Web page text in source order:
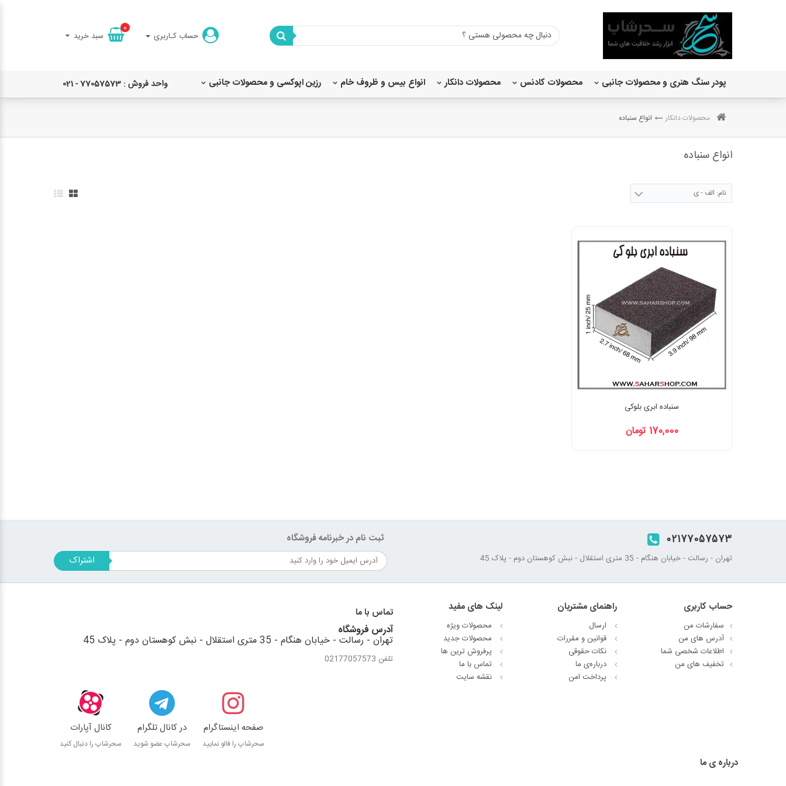
حساب کـاربری سبد خرید
0
پودر سنگ هنری و محصولات جانبی محصولات کادنس محصولات دانکار انواع بیس و ظروف خام رزین اپوکسی و محصولات جانبی واحد فروش : 77057573 - 021
محصولات دانکار انواع سنباده
انواع سنباده
نام: الف - ی
سنباده ابری بلوکی
170,000 تومان
02177057573
تهران - رسالت - خیابان هنگام - 35 متری استقلال - نبش کوهستان دوم - پلاک 45
ثبت نام در خبرنامه فروشگاه
اشتراک
حساب کاربری
سفارشات من
آدرس های من
اطلاعات شخصی شما
تخفیف های من
راهنمای مشتریان
ارسال
قوانین و مقررات
نکات حقوقی
درباره‌ی ما
پرداخت امن
لینک های مفید
محصولات ویژه
محصولات جدید
پرفروش ترین‌ ها
تماس با ما
نقشه سایت
تماس با ما
آدرس فروشگاه
تهران - رسالت - خیابان هنگام - 35 متری استقلال - نبش کوهستان دوم - پلاک 45
تلفن 02177057573
صفحه اینستاگرام
سحرشاپ را فالو نمایید
در کانال تلگرام
سحرشاپ عضو شوید
کانال آپارات
سحرشاپ را دنبال کنید
درباره ی ما